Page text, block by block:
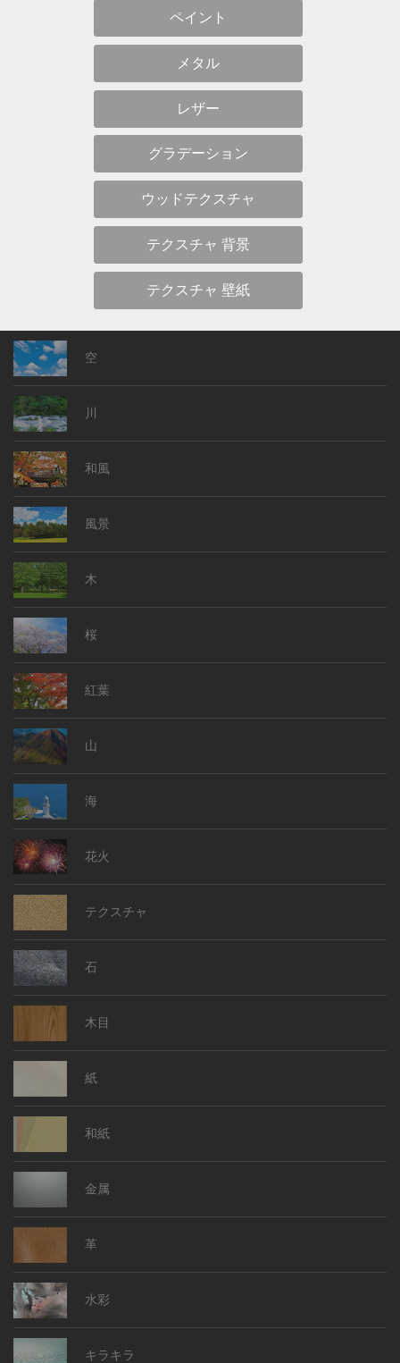
ペイント
メタル
レザー
グラデーション
ウッドテクスチャ
テクスチャ 背景
テクスチャ 壁紙
空
川
和風
風景
木
桜
紅葉
山
海
花火
テクスチャ
石
木目
紙
和紙
金属
革
水彩
キラキラ